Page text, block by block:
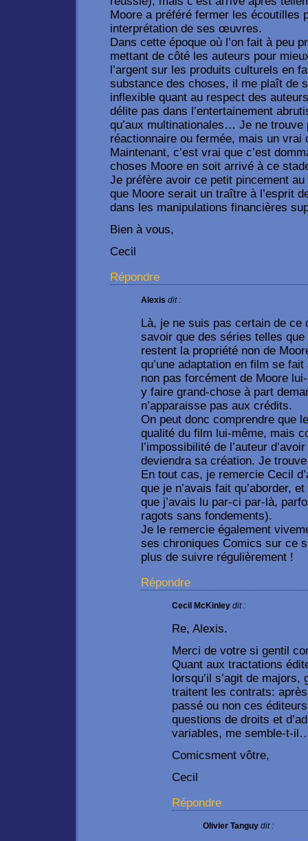
Moore a préféré fermer les écoutilles
interprétation de ses œuvres.
Dans cette époque où l’on fait à peu
mettant de côté les auteurs pour
l’argent sur les produits culturels en
substance des choses, il me plaît de
inflexible quant au respect des
délite pas dans l’entertainement
qu’aux multinationales… Je ne
réactionnaire ou fermée, mais un
Maintenant, c’est vrai que c’est
choses Moore en soit arrivé à ce
Je préfère avoir ce petit pincement
que Moore serait un traître à l’esprit
dans les manipulations financières
Bien à vous,
Cecil
Répondre
Alexis dit :
Là, je ne suis pas certain de ce
savoir que des séries telles
restent la propriété non de
qu’une adaptation en film se
non pas forcément de Moore
y faire grand-chose à part
n’apparaisse pas aux crédits.
On peut donc comprendre que
qualité du film lui-même, mais
l’impossibilité de l’auteur
deviendra sa création. Je
En tout cas, je remercie Cecil
que je n’avais fait qu’aborder,
que j’avais lu par-ci par-là,
ragots sans fondements).
Je le remercie également
ses chroniques Comics sur ce
plus de suivre régulièrement !
Répondre
Cecil McKinley dit :
Re, Alexis.
Merci de votre si gentil
Quant aux tractations
lorsqu’il s’agit de
traitent les contrats:
passé ou non ces
questions de droits et
variables, me semble-t-
Comicsment vôtre,
Cecil
Répondre
Olivier Tanguy dit :